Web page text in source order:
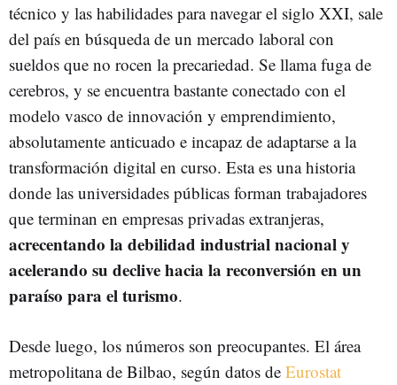
técnico y las habilidades para navegar el siglo XXI, sale
del país en búsqueda de un mercado laboral con
sueldos que no rocen la precariedad. Se llama fuga de
cerebros, y se encuentra bastante conectado con el
modelo vasco de innovación y emprendimiento,
absolutamente anticuado e incapaz de adaptarse a la
transformación digital en curso. Esta es una historia
donde las universidades públicas forman trabajadores
que terminan en empresas privadas extranjeras,
acrecentando la debilidad industrial nacional y
acelerando su declive hacia la reconversión en un
paraíso para el turismo.
Desde luego, los números son preocupantes. El área
metropolitana de Bilbao, según datos de Eurostat